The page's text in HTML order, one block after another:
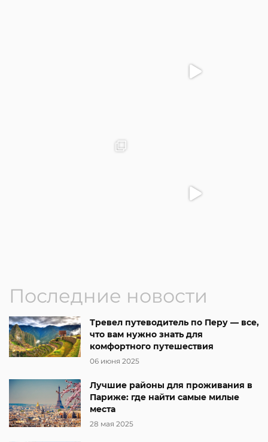
Последние новости
Тревел путеводитель по Перу — все,
что вам нужно знать для
комфортного путешествия
06 июня 2025
Лучшие районы для проживания в
Париже: где найти самые милые
места
28 мая 2025